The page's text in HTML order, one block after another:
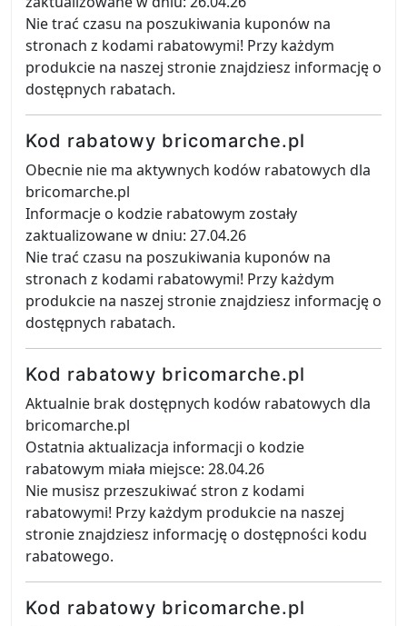
Nie trać czasu na poszukiwania kuponów na
stronach z kodami rabatowymi! Przy każdym
produkcie na naszej stronie znajdziesz informację o
dostępnych rabatach.
Kod rabatowy bricomarche.pl
Obecnie nie ma aktywnych kodów rabatowych dla
bricomarche.pl
Informacje o kodzie rabatowym zostały
zaktualizowane w dniu: 27.04.26
Nie trać czasu na poszukiwania kuponów na
stronach z kodami rabatowymi! Przy każdym
produkcie na naszej stronie znajdziesz informację o
dostępnych rabatach.
Kod rabatowy bricomarche.pl
Aktualnie brak dostępnych kodów rabatowych dla
bricomarche.pl
Ostatnia aktualizacja informacji o kodzie
rabatowym miała miejsce: 28.04.26
Nie musisz przeszukiwać stron z kodami
rabatowymi! Przy każdym produkcie na naszej
stronie znajdziesz informację o dostępności kodu
rabatowego.
Kod rabatowy bricomarche.pl